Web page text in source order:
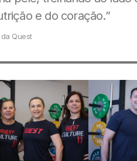
e do coração.”
Quest